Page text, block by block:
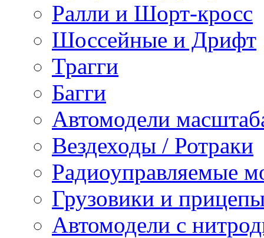
Ралли и Шорт-кросс
Шоссейные и Дрифт
Трагги
Багги
Автомодели
Вездеходы / Ротраки
Радиоуправляемые
Грузовики и
Автомодели с